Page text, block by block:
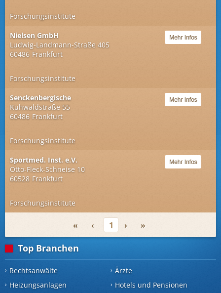
Forschungsinstitute
Nielsen GmbH
Ludwig-Landmann-Straße 405
60486 Frankfurt
Forschungsinstitute
Senckenbergische
Kuhwaldstraße 55
60486 Frankfurt
Forschungsinstitute
Sportmed. Inst. e.V.
Otto-Fleck-Schneise 10
60528 Frankfurt
Forschungsinstitute
« ‹ 1 › »
Top Branchen
Rechtsanwälte Ärzte
Heizungsanlagen
Hotels und Pensionen